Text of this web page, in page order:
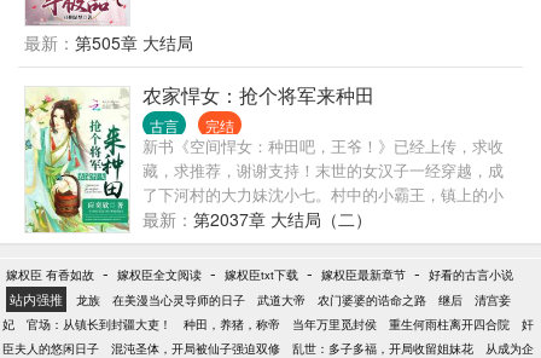
要面对一大家子极品亲戚，幸好附带空间一枚，好吧
既来之，则安之，看她如何一步一步往上爬，荒山野
岭的，这男人不会死翘翘了，看你长得帅，顺便救你
一命，本想着能知恩图报，没想到他居然要以身相
报……
最新： 第505章 大结局
农家悍女：抢个将军来种田
古言 完结
新书《空间悍女：种田吧，王爷！》已经上传，求收
藏，求推荐，谢谢支持！末世的女汉子一经穿越，成
了下河村的大力妹沈小七。村中的小霸王，镇上的小
地痞，城里的小纨绔，这些当然是被打服在她的手
下。极品？不好意思，本姑娘没时间跟你闹，拳头大
才是硬道理。别浪费姑娘我的时间，本姑娘抢相公去
了。嗳，前面那个汉子，嫁我可好？群号：
最新： 第2037章 大结局（二）
嫁权臣 有香如故 - 嫁权臣全文阅读 - 嫁权臣txt下载 - 嫁权臣最新章节 - 好看的古言小说
站内强推 龙族 在美漫当心灵导师的日子 武道大帝 农门婆婆的诰命之路 继后
清宫妾
妃
官场：从镇长到封疆大吏！ 种田，养猪，称帝 当年万里觅封侯 重生何雨柱离开四合院
奸
臣夫人的悠闲日子
混沌圣体，开局被仙子强迫双修 乱世：多子多福，开局收留姐妹花
从成为企